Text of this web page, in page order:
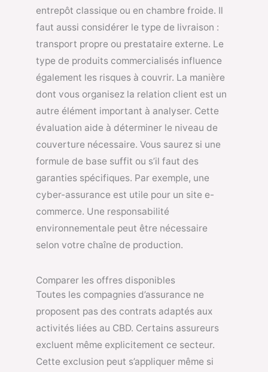
entrepôt classique ou en chambre froide. Il
faut aussi considérer le type de livraison :
transport propre ou prestataire externe. Le
type de produits commercialisés influence
également les risques à couvrir. La manière
dont vous organisez la relation client est un
autre élément important à analyser. Cette
évaluation aide à déterminer le niveau de
couverture nécessaire. Vous saurez si une
formule de base suffit ou s’il faut des
garanties spécifiques. Par exemple, une
cyber-assurance est utile pour un site e-
commerce. Une responsabilité
environnementale peut être nécessaire
selon votre chaîne de production.
Comparer les offres disponibles
Toutes les compagnies d’assurance ne
proposent pas des contrats adaptés aux
activités liées au CBD. Certains assureurs
excluent même explicitement ce secteur.
Cette exclusion peut s’appliquer même si